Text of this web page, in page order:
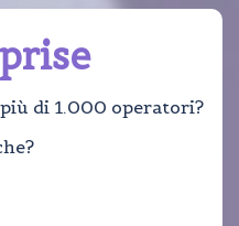
di 1.000 operatori?